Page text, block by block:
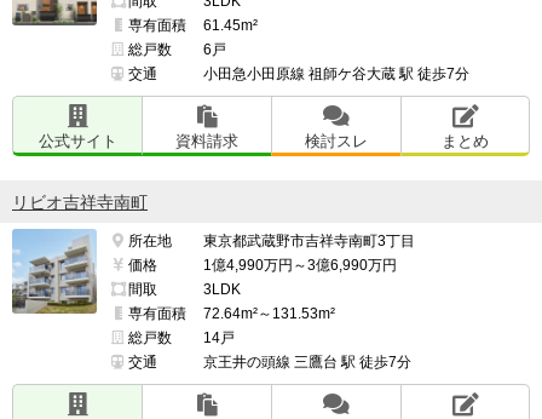
専有面積
61.45m²
総戸数
6戸
交通
小田急小田原線 祖師ケ谷大蔵 駅 徒歩7分
公式サイト 資料請求 検討スレ まとめ
リビオ吉祥寺南町
所在地
東京都武蔵野市吉祥寺南町3丁目
価格
1億4,990万円～3億6,990万円
間取
3LDK
専有面積
72.64m²～131.53m²
総戸数
14戸
交通
京王井の頭線 三鷹台 駅 徒歩7分